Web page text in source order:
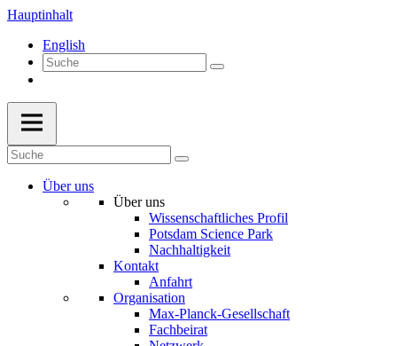
Hauptinhalt
English
Über uns
Über uns
Wissenschaftliches Profil
Potsdam Science Park
Nachhaltigkeit
Kontakt
Anfahrt
Organisation
Max-Planck-Gesellschaft
Fachbeirat